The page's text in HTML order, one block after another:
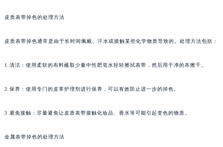
皮质表带掉色的处理方法
皮质表带掉色通常是由于长时间佩戴、汗水或接触某些化学物质导致的。处理方法包括：
1.清洁：使用柔软的布料蘸取少量中性肥皂水轻轻擦拭表带，然后用干净的布擦干。
2.保养：使用专门的皮革护理剂进行保养，可以有效防止进一步的掉色。
3.避免接触：尽量避免让皮质表带接触化妆品、香水等可能引起变色的物质。
金属表带掉色的处理方法